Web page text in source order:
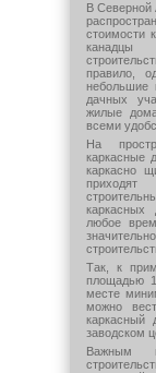
В Северной
стоимости
канадцы
правило,
небольшие
дачных
жилые
всеми
На
каркасные
каркасно
приходят
каркасных
любое
Так, к
площадью
месте
можно
каркасный
заводском
Важным